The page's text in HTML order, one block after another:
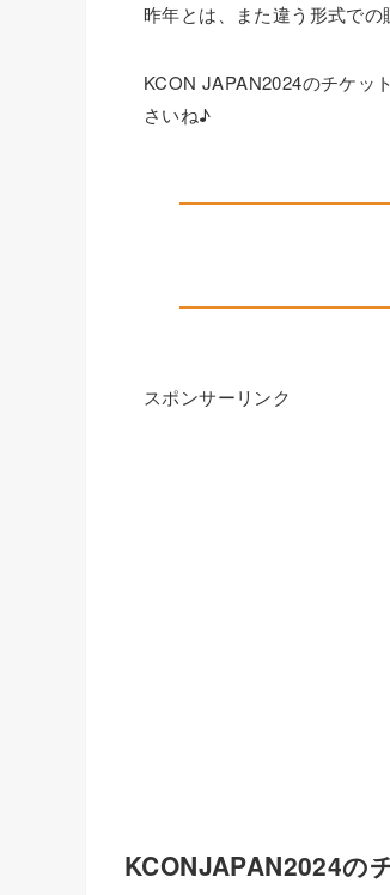
昨年とは、また違う形式で
KCON JAPAN2024のチケッ
さいね♪
スポンサーリンク
KCONJAPAN2024の